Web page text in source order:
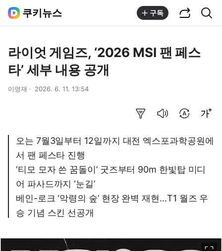
쿠키뉴스 구독
라이엇 게임즈, ‘2026 MSI 팬 페스
타’ 세부 내용 공개
이영재 2026. 6. 11. 13:54
오는 7월3일부터 12일까지 대전 엑스포과학공원에
서 팬 페스타 진행
‘티모 모자 쓴 꿈돌이’ 굿즈부터 90m 한빛탑 미디
어 파사드까지 ‘눈길’
베인-로크 ‘악령의 숲’ 현장 완벽 재현…T1 월즈 우
승 기념 스킨 선공개